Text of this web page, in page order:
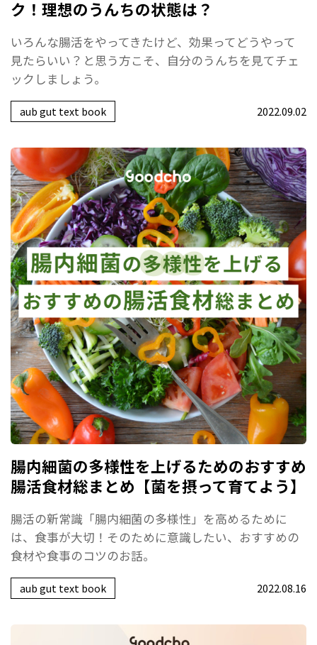
ク！理想のうんちの状態は？
いろんな腸活をやってきたけど、効果ってどうやって
見たらいい？と思う方こそ、自分のうんちを見てチェ
ックしましょう。
aub gut text book 2022.09.02
腸内細菌の多様性を上げるためのおすすめ
腸活食材総まとめ【菌を摂って育てよう】
腸活の新常識「腸内細菌の多様性」を高めるために
は、食事が大切！そのために意識したい、おすすめの
食材や食事のコツのお話。
aub gut text book 2022.08.16